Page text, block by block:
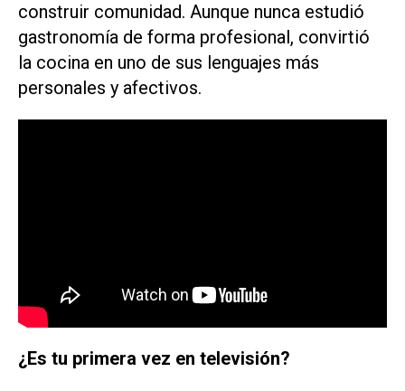
construir comunidad. Aunque nunca estudió
gastronomía de forma profesional, convirtió
la cocina en uno de sus lenguajes más
personales y afectivos.
¿Es tu primera vez en televisión?